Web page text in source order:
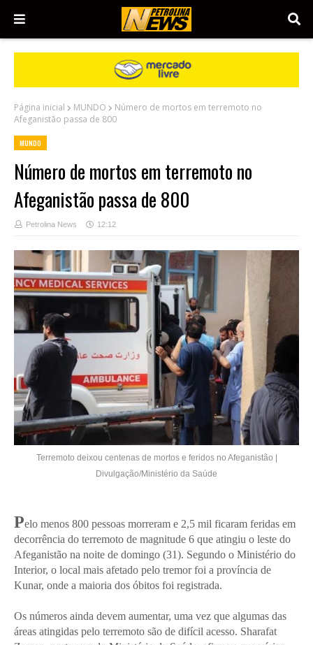
Página inicial MUNDO
Número de mortos em terremoto no
Afeganistão passa de 800
MUNDO
Número de mortos em terremoto no
Afeganistão passa de 800
Petrolina News 12:12
Terremoto deixou centenas de mortos e feridos no Afeganistão |
Divulgação/Ministério da Saúde
Pelo menos 800 pessoas morreram e 2,5 mil ficaram feridas em
decorrência do terremoto de magnitude 6 que atingiu o leste do
Afeganistão na noite de domingo (31). Segundo o Ministério do
Interior, o local mais afetado pelo tremor foi a província de
Kunar, onde a maioria dos óbitos foi registrada.
Os números ainda devem aumentar, uma vez que algumas das
áreas atingidas pelo terremoto são de difícil acesso. Sharafat